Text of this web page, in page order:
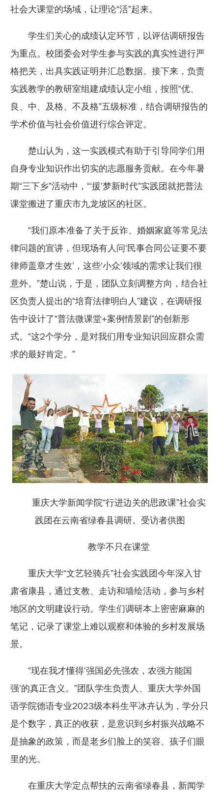
社会大课堂的场域，让理论“活”起来。
学生们关心的成绩认定环节，以评估调研报告
为重点。校团委会对学生参与实践的真实性进行严
格把关，出具实践证明并汇总数据。接下来，负责
实践教学的教研室组建成绩认定小组，按照“优、
良、中、及格、不及格”五级标准，结合调研报告的
学术价值与社会价值进行综合评定。
楚山认为，这一实践模式有助于引导同学们用
自身专业知识作出切实的志愿服务贡献。在今年暑
期“三下乡”活动中，“‘援’梦新时代”实践团就把普法
课堂搬进了重庆市九龙坡区的社区。
“我们原本准备了关于反诈、婚姻家庭等常见法
律问题的宣讲，但现场有人问‘民事合同公证要不要
律师盖章才生效’，这些‘小众’领域的需求让我们很
意外。”楚山说，于是，团队立刻调整方向，结合社
区负责人提出的“培育法律明白人”建议，在调研报
告中设计了“普法微课堂+案例情景剧”的创新形
式。“这2个学分，是对我们用专业知识回应群众需
求的最好肯定。”
重庆大学新闻学院“行进边关的思政课”社会实
践团在云南省绿春县调研。受访者供图
教学不只在课堂
重庆大学“文艺轻骑兵”社会实践团今年深入甘
肃省康县，通过支教、走访和墙绘活动，参与乡村
地区的文明建设行动。学生们调研本上密密麻麻的
笔记，记录了课堂上难以观察和体验的乡村发展场
景。
“现在我才懂得‘强国必先强农，农强方能国
强’的真正含义。”团队学生负责人、重庆大学外国
语学院德语专业2023级本科生平冰卉认为，学分只
是个数字，真正的收获，是意识到乡村振兴战略不
是抽象的政策，而是老乡们脸上的笑容、孩子们眼
里的光。
在重庆大学定点帮扶的云南省绿春县，新闻学